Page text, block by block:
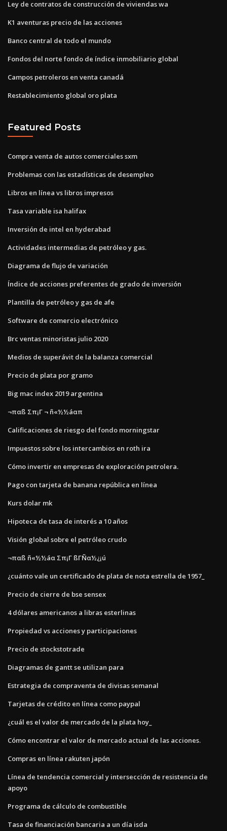
Ley de contratos de construcción de viviendas wa
K1 aventuras precio de las acciones
Banco central de todo el mundo
Fondos del norte fondo de índice inmobiliario global
Campos petroleros en venta canadá
Restablecimiento global oro plata
Featured Posts
Compra venta de autos comerciales sxm
Problemas con las estadísticas de desempleo
Libros en línea vs libros impresos
Tasa variable isa halifax
Inversión de intel en hyderabad
Actividades intermedias de petróleo y gas.
Diagrama de flujo de variación
Índice de acciones preferentes de grado de inversión
Plantilla de petróleo y gas de afe
Software de comercio electrónico
Brc ventas minoristas julio 2020
Medios de superávit de la balanza comercial
Precio de plata por gramo
Big mac index 2019 argentina
¬παß Σπ¡Γ ¬ ñ«½½áαπ
Calificaciones de riesgo del fondo morningstar
Impuestos sobre los intercambios en roth ira
Cómo invertir en empresas de exploración petrolera.
Pago con tarjeta de banana república en línea
Kurs dolar mk
Hipoteca de tasa de interés a 10 años
Visión global sobre el petróleo crudo
¬παß ñ«½½áα Σπ¡Γ ßΓÑα½¿¡ú
¿cuánto vale un certificado de plata de nota estrella de 1957_
Precio de cierre de bse sensex
4 dólares americanos a libras esterlinas
Propiedad vs acciones y participaciones
Precio de stockstotrade
Diagramas de gantt se utilizan para
Estrategia de compraventa de divisas semanal
Tarjetas de crédito en línea como paypal
¿cuál es el valor de mercado de la plata hoy_
Cómo encontrar el valor de mercado actual de las acciones.
Compras en línea rakuten japón
Línea de tendencia comercial y intersección de resistencia de
apoyo
Programa de cálculo de combustible
Tasa de financiación bancaria a un día isda